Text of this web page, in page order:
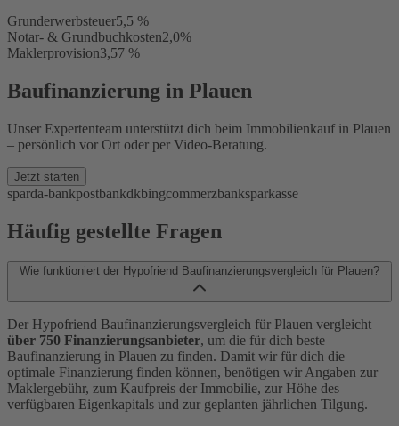
Grunderwerbsteuer5,5 %
Notar- & Grundbuchkosten2,0%
Maklerprovision3,57 %
Baufinanzierung in Plauen
Unser Expertenteam unterstützt dich beim Immobilienkauf in Plauen
– persönlich vor Ort oder per Video-Beratung.
Jetzt starten
sparda-bankpostbankdkbingcommerzbanksparkasse
Häufig gestellte Fragen
Wie funktioniert der Hypofriend Baufinanzierungsvergleich für Plauen?
Der Hypofriend Baufinanzierungsvergleich für Plauen vergleicht
über 750 Finanzierungsanbieter, um die für dich beste
Baufinanzierung in Plauen zu finden. Damit wir für dich die
optimale Finanzierung finden können, benötigen wir Angaben zur
Maklergebühr, zum Kaufpreis der Immobilie, zur Höhe des
verfügbaren Eigenkapitals und zur geplanten jährlichen Tilgung.